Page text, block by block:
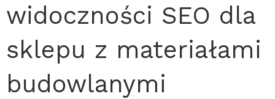
widoczności SEO dla
sklepu z materiałami
budowlanymi